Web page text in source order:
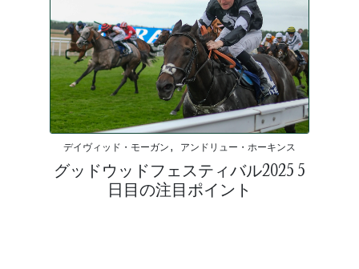
デイヴィッド・モーガン, アンドリュー・ホーキンス
グッドウッドフェスティバル2025 5
日目の注目ポイント